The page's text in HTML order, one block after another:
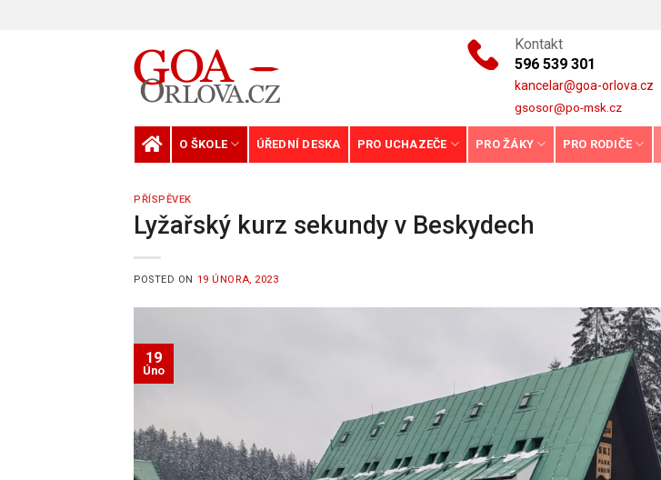
Kontakt
596 539 301
kancelar@goa-orlova.cz
gsosor@po-msk.cz
O ŠKOLE ÚŘEDNÍ DESKA PRO UCHAZEČE PRO ŽÁKY PRO RODIČE
PŘÍSPĚVEK
Lyžařský kurz sekundy v Beskydech
POSTED ON 19 ÚNORA, 2023
19
Úno